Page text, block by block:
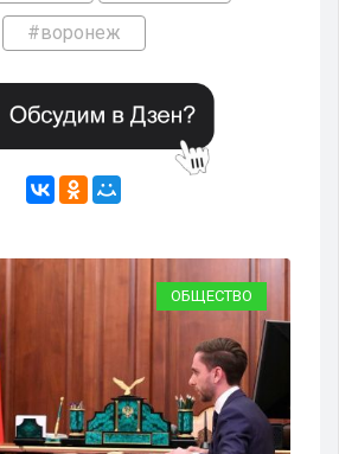
#воронеж
ОБЩЕСТВО